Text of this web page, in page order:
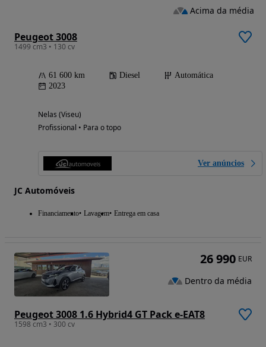
Peugeot 3008
1499 cm3 • 130 cv
61 600 km Diesel
Automática
2023
Nelas (Viseu)
Profissional • Para o topo
Ver anúncios
JC Automóveis
Financiamento Lavagem Entrega em casa
Acima da média
Peugeot 3008 1.6 Hybrid4 GT Pack e-EAT8
1598 cm3 • 300 cv
26 990 EUR
Dentro da média